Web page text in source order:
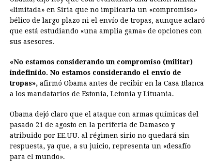
e
b
o
k
s
e
n
e
r
t
s
A
p
e
a
d
t
e
r
s
k
e
d
n
i
l
n
t
y
L
i
k
«limitada» en Siria que no implicaría un «compromiso»
bélico de largo plazo ni el envío de tropas, aunque aclaró
que está estudiando «una amplia gama» de opciones con
sus asesores.
«No estamos considerando un compromiso (militar)
indefinido. No estamos considerando el envío de
tropas», afirmó Obama antes de recibir en la Casa Blanca
a los mandatarios de Estonia, Letonia y Lituania.
Obama dejó claro que el ataque con armas químicas del
pasado 21 de agosto en la periferia de Damasco y
atribuido por EE.UU. al régimen sirio no quedará sin
respuesta, ya que, a su juicio, representa un «desafío
para el mundo».